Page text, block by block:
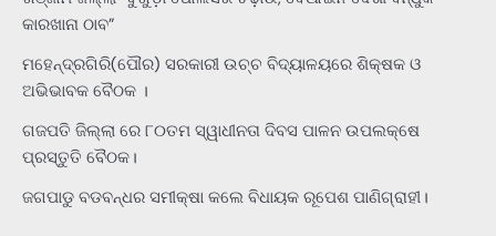
କାରଖାନା ଠାବ”
ମହେନ୍ଦ୍ରଗିରି(ପୌର) ସରକାରୀ ଉଚ୍ଚ ବିଦ୍ୟାଳୟରେ ଶିକ୍ଷକ ଓ
ଅଭିଭାବକ ବୈଠକ ।
ଗଜପତି ଜିଲ୍ଲା ରେ ୮୦ତମ ସ୍ୱାଧୀନତା ଦିବସ ପାଳନ ଉପଲକ୍ଷେ
ପ୍ରସ୍ତୁତି ବୈଠକ।
ଜଗପାଡୁ ବଡବନ୍ଧର ସମୀକ୍ଷା କଲେ ବିଧାୟକ ରୂପେଶ ପାଣିଗ୍ରାହୀ।